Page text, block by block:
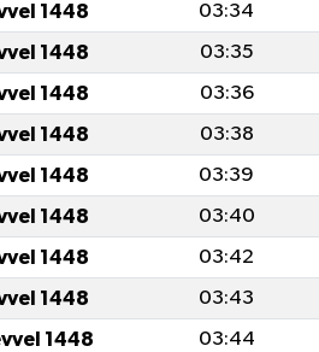
1448 03:34
1448 03:35
1448 03:36
1448 03:38
1448 03:39
1448 03:40
1448 03:42
1448 03:43
1448 03:44